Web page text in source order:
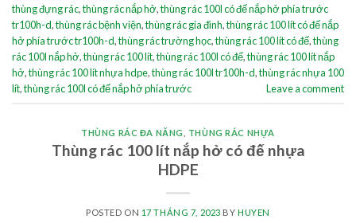
thùng đựng rác,thùng rác nắp hở,thùng rác 100l có đế nắp hở phía trước
tr100h-d,thùng rác bệnh viện,thùng rác gia đình,thùng rác 100 lít có đế nắp
hở phía trước tr100h-d,thùng rác trường học,thùng rác 100 lít có đế,thùng
rác 100l nắp hở,thùng rác 100 lít,thùng rác 100l có đế,thùng rác 100 lít nắp
hở,thùng rác 100 lít nhựa hdpe,thùng rác 100l tr100h-d,thùng rác nhựa 100
lít,thùng rác 100l có đế nắp hở phía trước Leave a comment
THÙNG RÁC ĐA NĂNG THÙNG RÁC NHỰA
Thùng rác 100 lít nắp hở có đế nhựa
HDPE
POSTED ON 17 THÁNG 7, 2023 BY HUYEN